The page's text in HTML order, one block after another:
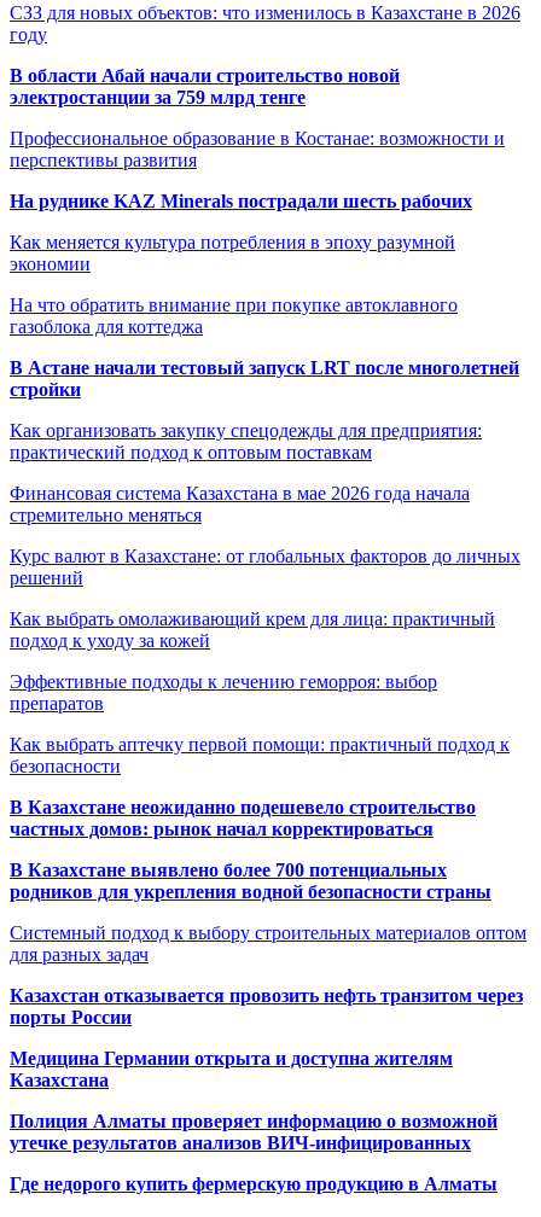
СЗЗ для новых объектов: что изменилось в Казахстане в 2026
году
В области Абай начали строительство новой
электростанции за 759 млрд тенге
Профессиональное образование в Костанае: возможности и
перспективы развития
На руднике KAZ Minerals пострадали шесть рабочих
Как меняется культура потребления в эпоху разумной
экономии
На что обратить внимание при покупке автоклавного
газоблока для коттеджа
В Астане начали тестовый запуск LRT после многолетней
стройки
Как организовать закупку спецодежды для предприятия:
практический подход к оптовым поставкам
Финансовая система Казахстана в мае 2026 года начала
стремительно меняться
Курс валют в Казахстане: от глобальных факторов до личных
решений
Как выбрать омолаживающий крем для лица: практичный
подход к уходу за кожей
Эффективные подходы к лечению геморроя: выбор
препаратов
Как выбрать аптечку первой помощи: практичный подход к
безопасности
В Казахстане неожиданно подешевело строительство
частных домов: рынок начал корректироваться
В Казахстане выявлено более 700 потенциальных
родников для укрепления водной безопасности страны
Системный подход к выбору строительных материалов оптом
для разных задач
Казахстан отказывается провозить нефть транзитом через
порты России
Медицина Германии открыта и доступна жителям
Казахстана
Полиция Алматы проверяет информацию о возможной
утечке результатов анализов ВИЧ-инфицированных
Где недорого купить фермерскую продукцию в Алматы